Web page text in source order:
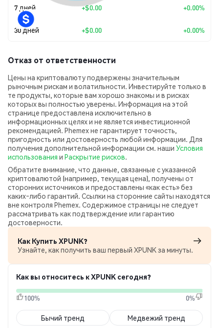
7 дней +$0.00 +0.00%
30 дней +$0.00 +0.00%
Отказ от ответственности
Цены на криптовалюту подвержены значительным
рыночным рискам и волатильности. Инвестируйте только в
те продукты, которые вам хорошо знакомы и в рисках
которых вы полностью уверены. Информация на этой
странице предоставлена исключительно в
информационных целях и не является инвестиционной
рекомендацией. Phemex не гарантирует точность,
пригодность или достоверность любой информации. Для
получения дополнительной информации см. наши Условия
использования и Раскрытие рисков.
Обратите внимание, что данные, связанные с указанной
криптовалютой (например, текущая цена), получены от
сторонних источников и предоставлены «как есть» без
каких‑либо гарантий. Ссылки на сторонние сайты находятся
вне контроля Phemex. Содержимое страницы не следует
рассматривать как подтверждение или гарантию
достоверности.
Как Купить XPUNK?
Узнайте, как получить ваш первый XPUNK за минуты.
Как вы относитесь к XPUNK сегодня?
100% 0%
Бычий тренд Медвежий тренд